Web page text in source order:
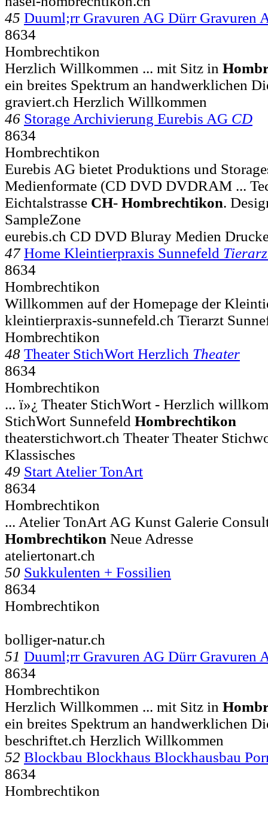
45 Duuml;rr Gravuren AG Dürr Gravuren
8634
Hombrechtikon
Herzlich Willkommen ... mit Sitz in
ein breites Spektrum an handwerklichen
graviert.ch Herzlich Willkommen
46 Storage Archivierung Eurebis AG CD
8634
Hombrechtikon
Eurebis AG bietet Produktions und
Medienformate (CD DVD DVDRAM ...
Eichtalstrasse CH- Hombrechtikon.
SampleZone
eurebis.ch CD DVD Bluray Medien
47 Home Kleintierpraxis Sunnefeld
8634
Hombrechtikon
Willkommen auf der Homepage der
kleintierpraxis-sunnefeld.ch Tierarzt
Hombrechtikon
48 Theater StichWort Herzlich Theater
8634
Hombrechtikon
... ï»¿ Theater StichWort - Herzlich
StichWort Sunnefeld Hombrechtikon
theaterstichwort.ch Theater Theater
Klassisches
49 Start Atelier TonArt
8634
Hombrechtikon
... Atelier TonArt AG Kunst Galerie
Hombrechtikon Neue Adresse
ateliertonart.ch
50 Sukkulenten + Fossilien
8634
Hombrechtikon
bolliger-natur.ch
51 Duuml;rr Gravuren AG Dürr Gravuren
8634
Hombrechtikon
Herzlich Willkommen ... mit Sitz in
ein breites Spektrum an handwerklichen
beschriftet.ch Herzlich Willkommen
52 Blockbau Blockhaus Blockhausbau
8634
Hombrechtikon